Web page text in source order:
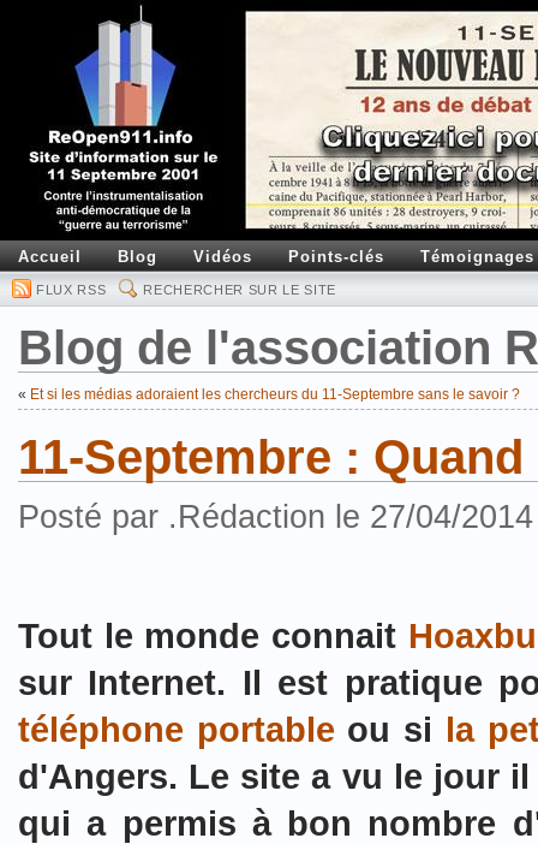
Accueil Blog Vidéos Points-clés Témoignages
FLUX RSS RECHERCHER SUR LE SITE
Blog de l'association
« Et si les médias adoraient les chercheurs du 11-Septembre sans le savoir ?
11-Septembre :
Posté par .Rédaction le 27/04/2014
Tout le monde connait
sur Internet. Il est pratique
téléphone portable ou si la
d'Angers. Le site a vu le jour
qui a permis à bon nombre